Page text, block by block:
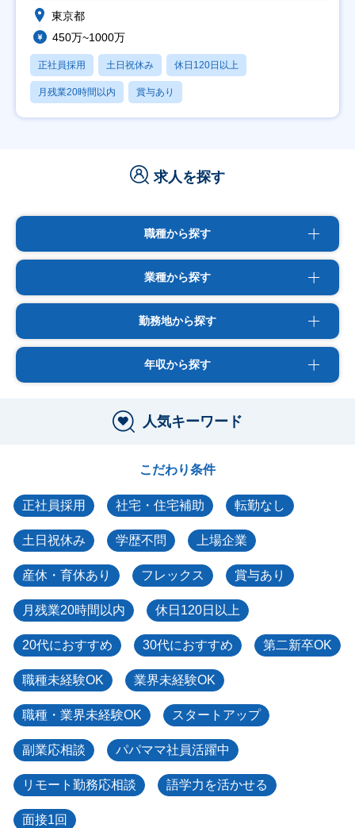
東京都
450万~1000万
正社員採用 土日祝休み 休日120日以上
月残業20時間以内 賞与あり
求人を探す
職種から探す
業種から探す
勤務地から探す
年収から探す
人気キーワード
こだわり条件
正社員採用 社宅・住宅補助 転勤なし
土日祝休み 学歴不問 上場企業
産休・育休あり フレックス 賞与あり
月残業20時間以内 休日120日以上
20代におすすめ 30代におすすめ 第二新卒OK
職種未経験OK 業界未経験OK
職種・業界未経験OK スタートアップ
副業応相談 パパママ社員活躍中
リモート勤務応相談 語学力を活かせる
面接1回